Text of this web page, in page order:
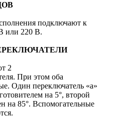
подключают к
или 220 В.
2
При этом оба
Один переключатель «a»
на 5°, второй
на 85°. Вспомогательные